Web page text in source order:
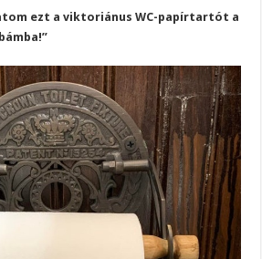
ezt a viktoriánus WC-papírtartót a